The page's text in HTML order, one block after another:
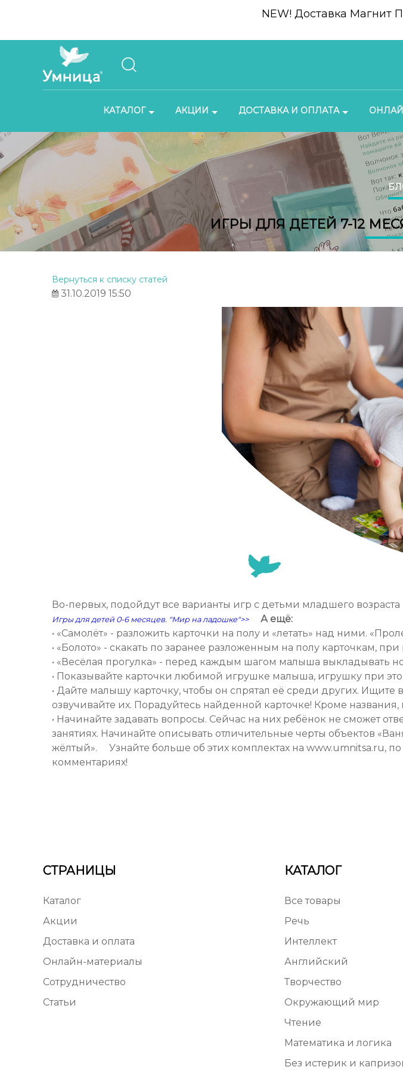
NEW! Доставка Магнит
КАТАЛОГ АКЦИИ ДОСТАВКА И ОПЛАТА
ИГРЫ ДЛЯ ДЕТЕЙ 7-12
Вернуться к списку статей
31.10.2019 15:50
Во-первых, подойдут все варианты игр с детьми младшего возраста
Игры для детей 0-6 месяцев. "Мир на ладошке">>⠀ А ещё:
• «Самолёт» - разложить карточки на полу и «летать» над ними.
• «Болото» - скакать по заранее разложенным на полу карточкам,
• «Весёлая прогулка» - перед каждым шагом малыша выкладывать
• Показывайте карточки любимой игрушке малыша, игрушку при
• Дайте малышу карточку, чтобы он спрятал её среди других.
озвучивайте их. Порадуйтесь найденной карточке! Кроме названия,
• Начинайте задавать вопросы. Сейчас на них ребёнок не сможет
занятиях. Начинайте описывать отличительные черты объектов
жёлтый». ⠀ Узнайте больше об этих комплектах на www.umnitsa.ru,
комментариях!
СТРАНИЦЫ
Каталог
Акции
Доставка и оплата
Онлайн-материалы
Сотрудничество
Статьи
КАТАЛОГ
Все товары
Речь
Интеллект
Английский
Творчество
Окружающий мир
Чтение
Математика и логика
Без истерик и